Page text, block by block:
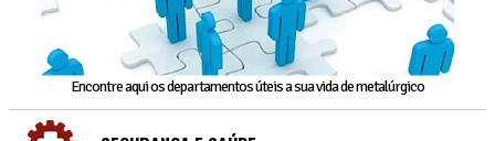
Encontre aqui os departamentos úteis a sua vida de metalúrgico